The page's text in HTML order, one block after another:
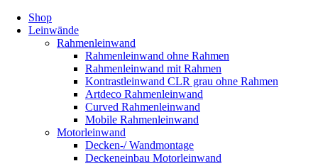
Shop
Leinwände
Rahmenleinwand
Rahmenleinwand ohne Rahmen
Rahmenleinwand mit Rahmen
Kontrastleinwand CLR grau ohne Rahmen
Artdeco Rahmenleinwand
Curved Rahmenleinwand
Mobile Rahmenleinwand
Motorleinwand
Decken-/ Wandmontage
Deckeneinbau Motorleinwand